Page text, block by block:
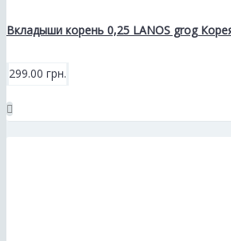
Вкладыши корень 0,25 LANOS grog
299.00 грн.